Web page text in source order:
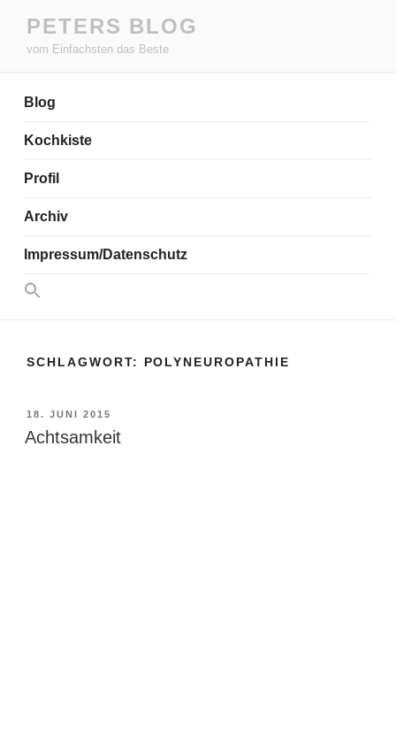
Inhalt
springen
PETERS BLOG
vom Einfachsten das Beste
Blog
Kochkiste
Profil
Archiv
Impressum/Datenschutz
Search
for:
SCHLAGWORT: POLYNEUROPATHIE
VERÖFFENTLICHT
AM
18. JUNI 2015
Achtsamkeit